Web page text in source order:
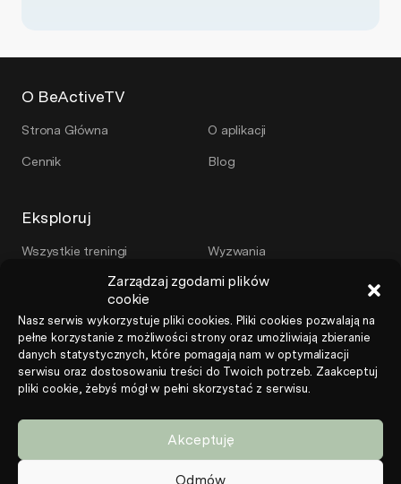
Zarządzaj zgodami plików
cookie
Nasz serwis wykorzystuje pliki cookies. Pliki cookies pozwalają na
pełne korzystanie z możliwości strony oraz umożliwiają zbieranie
danych statystycznych, które pomagają nam w optymalizacji
serwisu oraz dostosowaniu treści do Twoich potrzeb. Zaakceptuj
pliki cookie, żebyś mógł w pełni skorzystać z serwisu.
Akceptuję
Odmów
O BeActiveTV
Strona Główna O aplikacji
Cennik Blog
Eksploruj
Wszystkie treningi Wyzwania
Plany treningowe Serie
Trenerzy
Więcej
FAQ